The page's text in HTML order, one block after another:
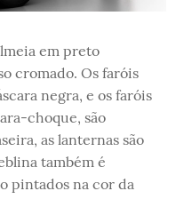
em preto
cromado. Os faróis
negra, e os faróis
choque, são
as lanternas são
também é
pintados na cor da